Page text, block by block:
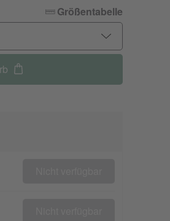
Größentabelle